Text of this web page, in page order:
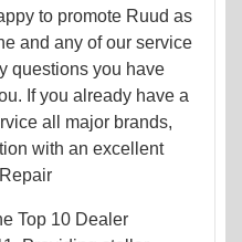
to promote Ruud as
and any of our service
questions you have
If you already have a
all major brands,
with an excellent
Top 10 Dealer